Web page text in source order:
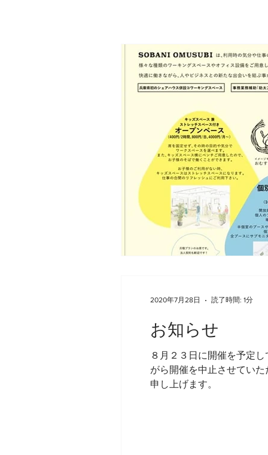
お知らせ
８月２３日に開催を予定
がら開催を中止させてい
申し上げます。
2020年7月28日 読了時間: 1分